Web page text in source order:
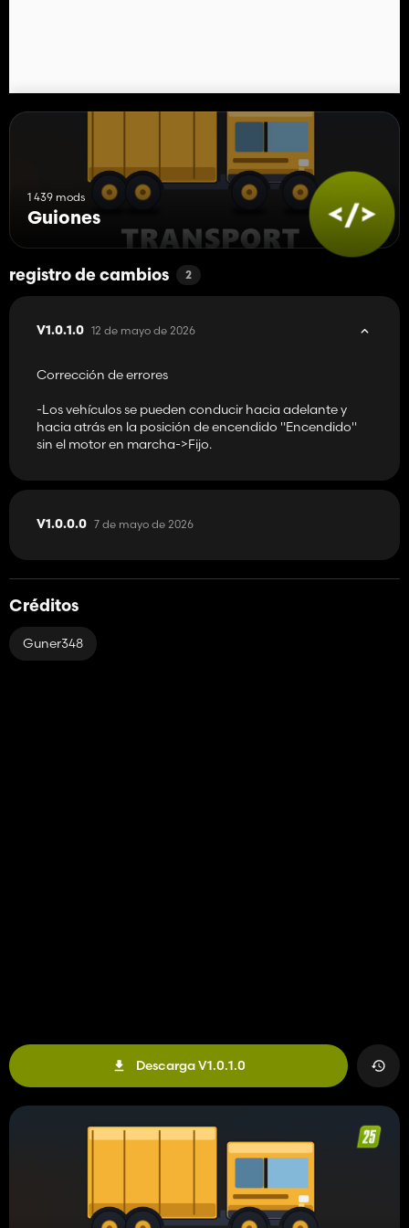
1 439 mods
Guiones
registro de cambios 2
V1.0.1.0 12 de mayo de 2026
Corrección de errores
-Los vehículos se pueden conducir hacia adelante y
hacia atrás en la posición de encendido "Encendido"
sin el motor en marcha->Fijo.
V1.0.0.0 7 de mayo de 2026
Créditos
Guner348
Descarga V1.0.1.0